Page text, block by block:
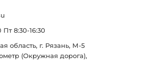
Пт 8:30-16:30
область, г. Рязань, М-5
(Окружная дорога),